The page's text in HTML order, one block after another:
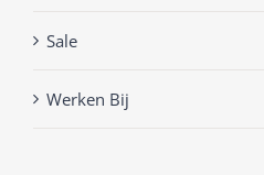
Sale
Werken Bij